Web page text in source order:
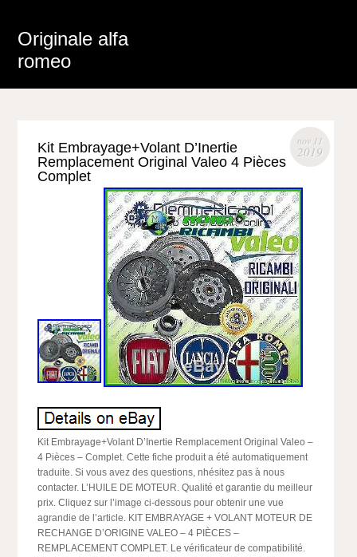
Originale alfa
romeo
nov 11
2019
Kit Embrayage+Volant D’Inertie
Remplacement Original Valeo 4 Pièces
Complet
Kit Embrayage+Volant D’Inertie Remplacement Original Valeo –
4 Pièces – Complet. Cette fiche produit a été automatiquement
traduite. Si vous avez des questions, nhésitez pas à nous
contacter. L’HUILE DE MOTEUR. Qualité et garantie du meilleur
prix. Cliquez sur l’image ci-dessous pour obtenir une vue
agrandie de l’article. KIT EMBRAYAGE + VOLANT MOTEUR DE
RECHANGE D’ORIGINE VALEO – 4 PIÈCES –
REMPLACEMENT COMPLET. Le vérificateur de compatibilité.